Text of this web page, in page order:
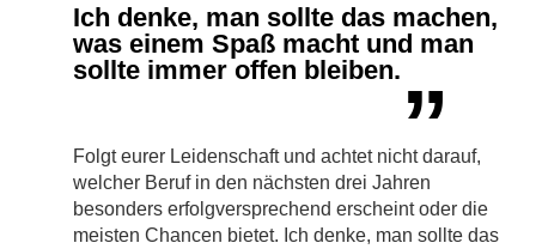
Ich denke, man sollte das machen,
was einem Spaß macht und man
sollte immer offen bleiben.”
Folgt eurer Leidenschaft und achtet nicht darauf,
welcher Beruf in den nächsten drei Jahren
besonders erfolgversprechend erscheint oder die
meisten Chancen bietet. Ich denke, man sollte das